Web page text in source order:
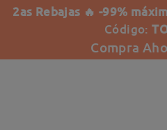
2as Rebajas 🔥 -99%
Código:
Compra